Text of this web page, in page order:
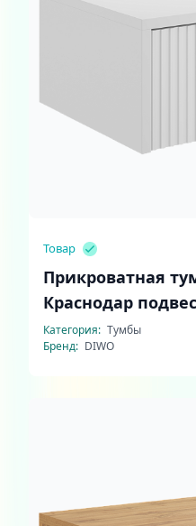
Товар
Прикроватная
Краснодар
белый, ручка
Категория: Тумбы
Бренд: DIWO